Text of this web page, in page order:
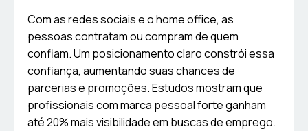
Com as redes sociais e o home office, as
pessoas contratam ou compram de quem
confiam. Um posicionamento claro constrói essa
confiança, aumentando suas chances de
parcerias e promoções. Estudos mostram que
profissionais com marca pessoal forte ganham
até 20% mais visibilidade em buscas de emprego.